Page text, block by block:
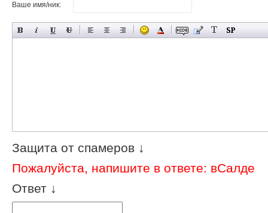
Ваше имя/ник:
Защита от спамеров ↓
Пожалуйста, напишите в ответе: вСалде
Ответ ↓